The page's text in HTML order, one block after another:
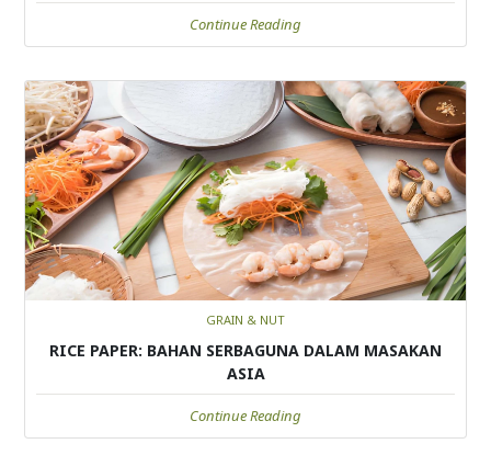
Continue Reading
GRAIN & NUT
RICE PAPER: BAHAN SERBAGUNA DALAM MASAKAN
ASIA
Continue Reading